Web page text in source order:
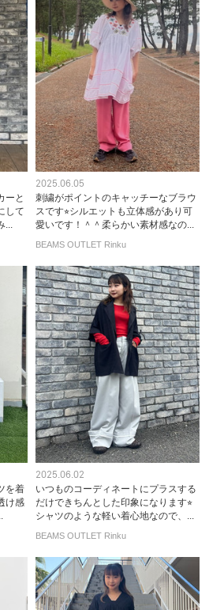
ーと
して
2025.06.05
刺繍がポイントのキャッチーなブラウ
スです⭐︎シルエットも立体感があり可
愛いです！＾＾柔らかい素材感なの...
BEAMS OUTLET Rinku
を着
け感
2025.06.02
いつものコーディネートにプラスする
だけできちんとした印象になります⭐︎
シャツのような軽い着心地なので、...
BEAMS OUTLET Rinku